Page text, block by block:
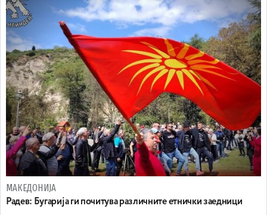
МАКЕДОНИЈА
Радев: Бугарија ги почитува различните етнички заедници